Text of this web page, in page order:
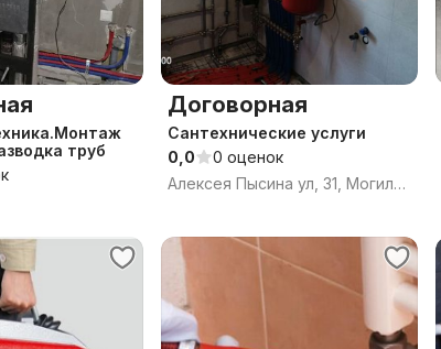
труб
Договорная
Сантехнические услуги
0,0
0 оценок
Алексея Пысина ул, 31, Могилёв, Могилёвская область